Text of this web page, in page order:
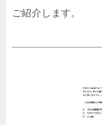
ご紹介します。